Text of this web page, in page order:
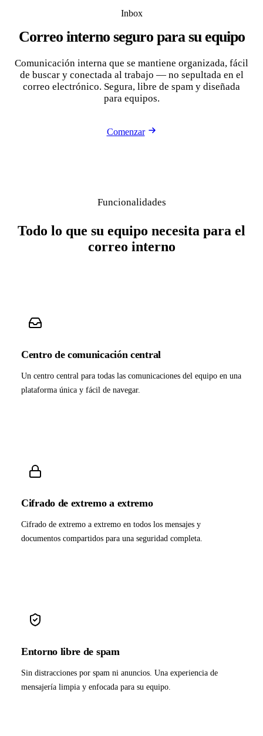
Inbox
Correo interno seguro para su equipo
Comunicación interna que se mantiene organizada, fácil
de buscar y conectada al trabajo — no sepultada en el
correo electrónico. Segura, libre de spam y diseñada
para equipos.
Comenzar
Funcionalidades
Todo lo que su equipo necesita para el
correo interno
Centro de comunicación central
Un centro central para todas las comunicaciones del equipo en una
plataforma única y fácil de navegar.
Cifrado de extremo a extremo
Cifrado de extremo a extremo en todos los mensajes y
documentos compartidos para una seguridad completa.
Entorno libre de spam
Sin distracciones por spam ni anuncios. Una experiencia de
mensajería limpia y enfocada para su equipo.